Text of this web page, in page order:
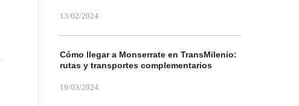
13/02/2024
Cómo llegar a Monserrate en TransMilenio:
rutas y transportes complementarios
19/03/2024